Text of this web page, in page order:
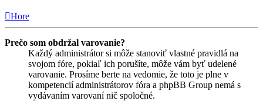
Hore
Prečo som obdržal varovanie?
Každý administrátor si môže stanoviť vlastné pravidlá na
svojom fóre, pokiaľ ich porušíte, môže vám byť udelené
varovanie. Prosíme berte na vedomie, že toto je plne v
kompetencií administrátorov fóra a phpBB Group nemá s
vydávaním varovaní nič spoločné.